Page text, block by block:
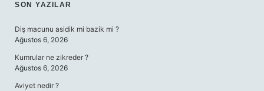
SIDEBAR
SON YAZILAR
Diş macunu asidik mi bazik mi ?
Ağustos 6, 2026
Kumrular ne zikreder ?
Ağustos 6, 2026
Aviyet nedir ?